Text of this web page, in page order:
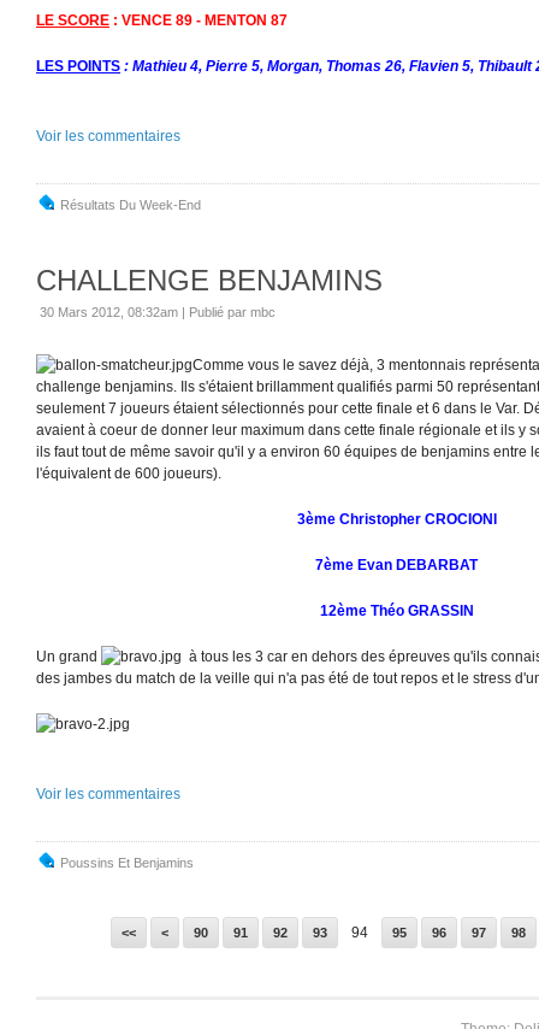
LE SCORE : VENCE 89 - MENTON 87
LES POINTS : Mathieu 4, Pierre 5, Morgan, Thomas 26, Flavien 5,
Voir les commentaires
Résultats Du Week-End
CHALLENGE BENJAMINS
30 Mars 2012, 08:32am | Publié par mbc
Comme vous le savez déjà, 3 mentonnais
challenge benjamins. Ils s'étaient brillamment qualifiés parmi 50
seulement 7 joueurs étaient sélectionnés pour cette finale et 6 dans le Var.
avaient à coeur de donner leur maximum dans cette finale régionale et ils y
ils faut tout de même savoir qu'il y a environ 60 équipes de benjamins entre
l'équivalent de 600 joueurs).
3ème Christopher CROCIONI
7ème Evan DEBARBAT
12ème Théo GRASSIN
Un grand
à tous les 3 car en dehors des épreuves qu'ils
des jambes du match de la veille qui n'a pas été de tout repos et le stress
Voir les commentaires
Poussins Et Benjamins
<< < 10
20
30
40
50
60
70
80
90 91 92 93 94 95 96 97 98